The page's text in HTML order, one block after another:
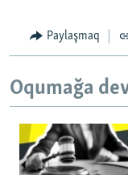
Paylaşmaq
Oqumağa